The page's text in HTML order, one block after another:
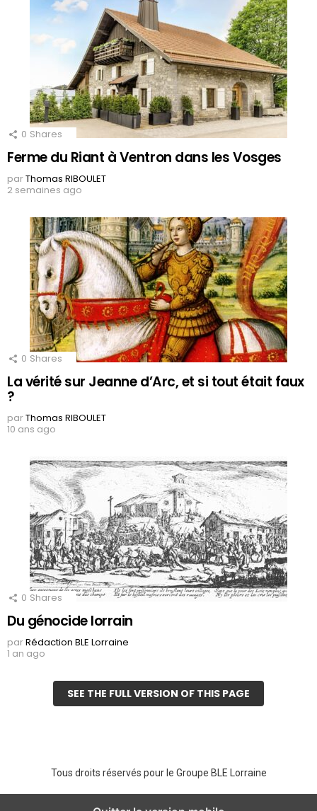
0 Shares
Ferme du Riant à Ventron dans les Vosges
parThomas RIBOULET
2 semaines ago
0 Shares
La vérité sur Jeanne d’Arc, et si tout était faux
?
parThomas RIBOULET
10 ans ago
0 Shares
Du génocide lorrain
parRédaction BLE Lorraine
1 an ago
SEE THE FULL VERSION OF THIS PAGE
Tous droits réservés pour le Groupe BLE Lorraine